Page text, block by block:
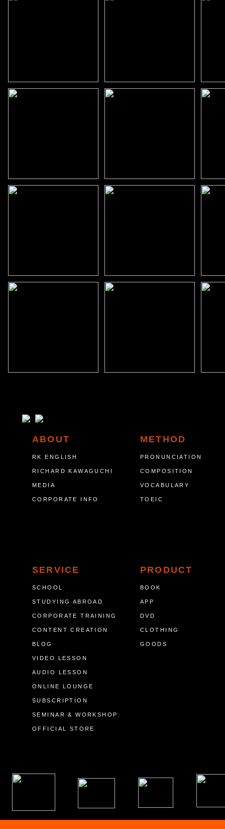
ABOUT
RK ENGLISH
RICHARD KAWAGUCHI
MEDIA
CORPORATE INFO
METHOD
PRONUNCIATION
COMPOSITION
VOCABULARY
TOEIC
SERVICE
SCHOOL
STUDYING ABROAD
CORPORATE TRAINING
CONTENT CREATION
BLOG
VIDEO LESSON
AUDIO LESSON
ONLINE LOUNGE
SUBSCRIPTION
SEMINAR & WORKSHOP
OFFICIAL STORE
PRODUCT
BOOK
APP
DVD
CLOTHING
GOODS